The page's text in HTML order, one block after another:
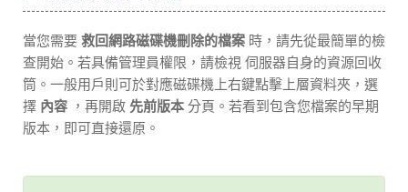
當您需要 救回網路磁碟機刪除的檔案 時，請先從最簡單的檢
查開始。若具備管理員權限，請檢視 伺服器自身的資源回收
筒。一般用戶則可於對應磁碟機上右鍵點擊上層資料夾，選
擇 內容 ，再開啟 先前版本 分頁。若看到包含您檔案的早期
版本，即可直接還原。